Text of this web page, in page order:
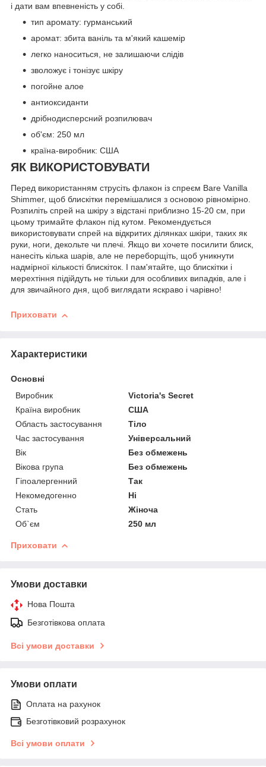
і дати вам впевненість у собі.
тип аромату: гурманський
аромат: збита ваніль та м'який кашемір
легко наноситься, не залишаючи слідів
зволожує і тонізує шкіру
погойне алое
антиоксиданти
дрібнодисперсний розпилювач
об'єм: 250 мл
країна-виробник: США
ЯК ВИКОРИСТОВУВАТИ
Перед використанням струсіть флакон із спреєм Bare Vanilla
Shimmer, щоб блискітки перемішалися з основою рівномірно.
Розпиліть спрей на шкіру з відстані приблизно 15-20 см, при
цьому тримайте флакон під кутом. Рекомендується
використовувати спрей на відкритих ділянках шкіри, таких як
руки, ноги, декольте чи плечі. Якщо ви хочете посилити блиск,
нанесіть кілька шарів, але не переборщіть, щоб уникнути
надмірної кількості блискіток. І пам'ятайте, що блискітки і
мерехтіння підійдуть не тільки для особливих випадків, але і
для звичайного дня, щоб виглядати яскраво і чарівно!
Приховати
Характеристики
Основні
Виробник
Victoria's Secret
Країна виробник
США
Область застосування
Тіло
Час застосування
Універсальний
Вік
Без обмежень
Вікова група
Без обмежень
Гіпоалергенний
Так
Некомедогенно
Ні
Стать
Жіноча
Об`єм
250 мл
Приховати
Умови доставки
Нова Пошта
Безготівкова оплата
Всі умови доставки
Умови оплати
Оплата на рахунок
Безготівковий розрахунок
Всі умови оплати